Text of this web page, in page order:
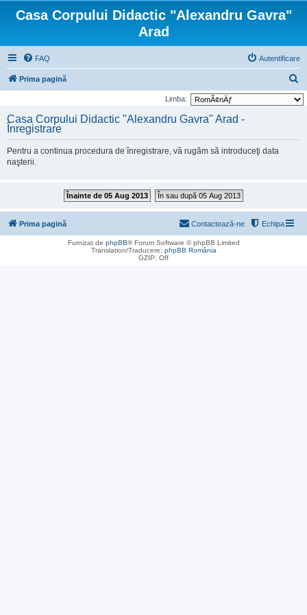
Casa Corpului Didactic "Alexandru Gavra"
Arad
FAQ Autentificare
Prima pagină
ă
Limba:
Casa Corpului Didactic "Alexandru Gavra" Arad -
Înregistrare
Pentru a continua procedura de înregistrare, vă rugăm să introduceţi data
naşterii.
Înainte de 05 Aug 2013 În sau după 05 Aug 2013
Prima pagină Echipa
Contactează-ne
Furnizat de phpBB® Forum Software © phpBB Limited
Translation/Traducere: phpBB România
GZIP: Off